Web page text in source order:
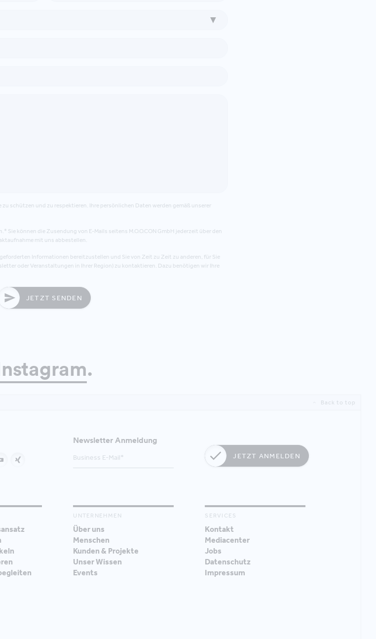
zu schützen und zu respektieren. Ihre persönlichen Daten werden gemäß unserer
Sie können die Zusendung von E-Mails seitens M.O.O.CON GmbH jederzeit über den
mit uns abbestellen.
Informationen bereitzustellen und Sie von Zeit zu Zeit zu anderen, für Sie
oder Veranstaltungen in Ihrer Region) zu kontaktieren. Dazu benötigen wir Ihre
JETZT SENDEN
.
Back to top
Newsletter Anmeldung
JETZT ANMELDEN
UNTERNEHMEN
Über uns
Menschen
Kunden & Projekte
Unser Wissen
Events
SERVICES
Kontakt
Mediacenter
Jobs
Datenschutz
Impressum